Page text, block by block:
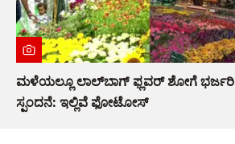
ಮಳೆಯಲ್ಲೂ ಲಾಲ್‌ಬಾಗ್ ಫ್ಲವರ್ ಶೋಗೆ ಭರ್ಜರಿ
ಸ್ಪಂದನೆ: ಇಲ್ಲಿವೆ ಫೋಟೋಸ್​